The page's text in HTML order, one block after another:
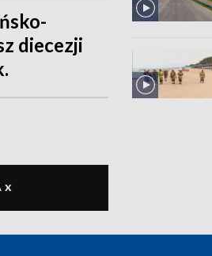
diecezji
X